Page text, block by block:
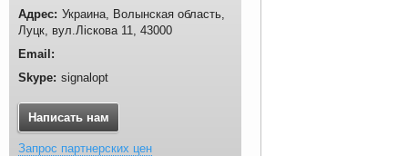
Украина Волынская область
Луцк вул.Ліскова 11 43000
signalopt
Написать нам
Запрос партнерских цен